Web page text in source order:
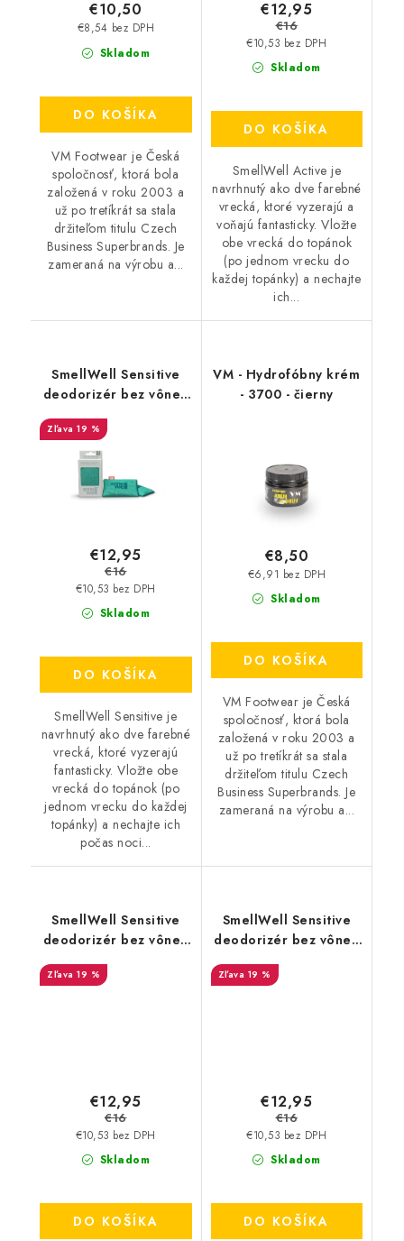
Skladom
€8,54 bez DPH
€10,50
DO KOŠÍKA
VM Footwear je Česká
spoločnosť, ktorá bola
založená v roku 2003 a
už po tretíkrát sa stala
držiteľom titulu Czech
Business Superbrands. Je
zameraná na výrobu a...
Skladom
€10,53 bez DPH
€12,95
€16
DO KOŠÍKA
SmellWell Active je
navrhnutý ako dve farebné
vrecká, ktoré vyzerajú a
voňajú fantasticky. Vložte
obe vrecká do topánok
(po jednom vrecku do
každej topánky) a nechajte
ich...
SmellWell Sensitive
deodorizér bez vône -
19 %
Skladom
€10,53 bez DPH
€12,95
€16
DO KOŠÍKA
SmellWell Sensitive je
navrhnutý ako dve farebné
vrecká, ktoré vyzerajú
fantasticky. Vložte obe
vrecká do topánok (po
jednom vrecku do každej
topánky) a nechajte ich
počas noci...
VM - Hydrofóbny krém
- 3700 - čierny
Skladom
€6,91 bez DPH
€8,50
DO KOŠÍKA
VM Footwear je Česká
spoločnosť, ktorá bola
založená v roku 2003 a
už po tretíkrát sa stala
držiteľom titulu Czech
Business Superbrands. Je
zameraná na výrobu a...
SmellWell Sensitive
deodorizér bez vône -
Blue
19 %
Skladom
€10,53 bez DPH
€12,95
€16
DO KOŠÍKA
SmellWell Sensitive
deodorizér bez vône -
Grey
19 %
Skladom
€10,53 bez DPH
€12,95
€16
DO KOŠÍKA